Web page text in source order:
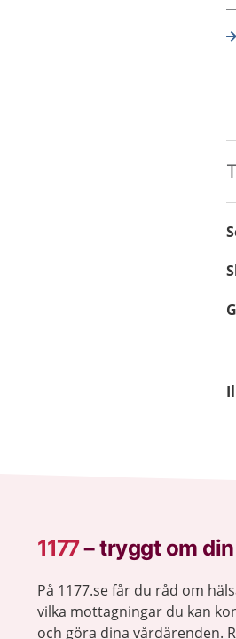
1177–tryggt om
På 1177.se får du råd om
vilka mottagningar du kan
och göra dina vårdärenden.